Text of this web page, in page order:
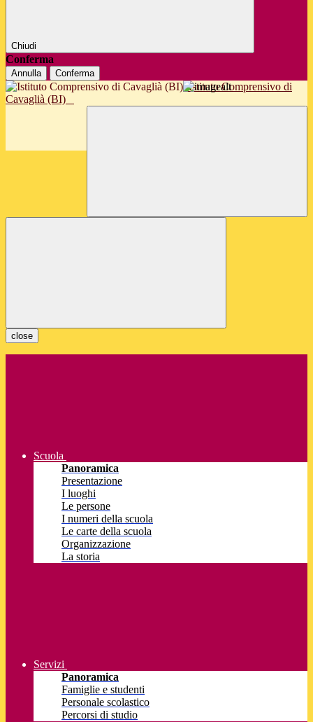
Chiudi
Conferma
Annulla Conferma
Istituto Comprensivo di
Cavaglià (BI)
close
Scuola
Panoramica
Presentazione
I luoghi
Le persone
I numeri della scuola
Le carte della scuola
Organizzazione
La storia
Servizi
Panoramica
Famiglie e studenti
Personale scolastico
Percorsi di studio